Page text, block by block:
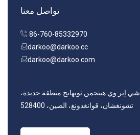
تواصل معنا
86-760-85332970
darkoo@darkoo.cc
darkoo@darkoo.com
رقم 10، طريق وي 12 شي إير وي هينجمن ثويهانج منطقة جديدة،
تشونغشان، قوانغدونغ، الصين، 528400